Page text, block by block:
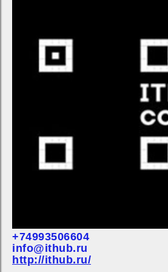
+74993506604
info@ithub.ru
http://ithub.ru/